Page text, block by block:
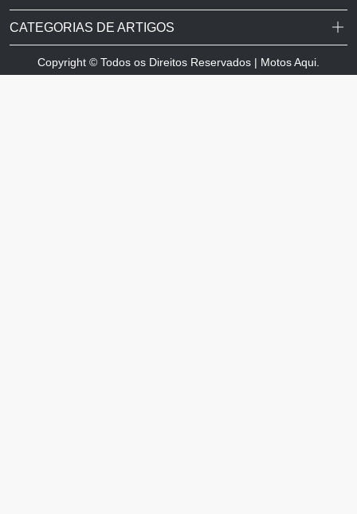
CATEGORIAS DE ARTIGOS
Copyright © Todos os Direitos Reservados | Motos Aqui.